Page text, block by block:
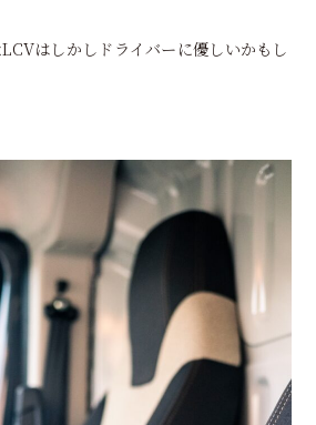
はしかしドライバーに優しいかもし